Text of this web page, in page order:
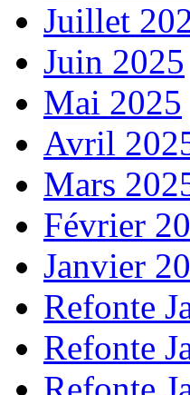
Juillet
Juin 2025
Mai 2025
Avril
Mars
Février
Janvier
Refonte
Refonte